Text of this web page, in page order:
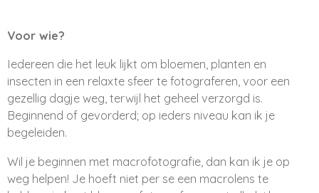
Voor wie?
Iedereen die het leuk lijkt om bloemen, planten en
insecten in een relaxte sfeer te fotograferen, voor een
gezellig dagje weg, terwijl het geheel verzorgd is.
Beginnend of gevorderd; op ieders niveau kan ik je
begeleiden.
Wil je beginnen met macrofotografie, dan kan ik je op
weg helpen! Je hoeft niet per se een macrolens te